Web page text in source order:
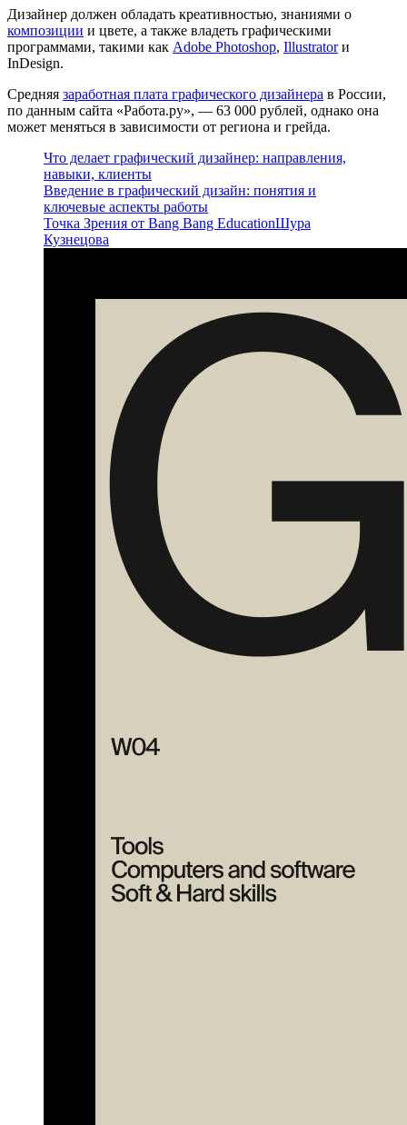
Дизайнер должен обладать креативностью, знаниями о
композиции и цвете, а также владеть графическими
программами, такими как Adobe Photoshop, Illustratorи
InDesign.
Средняя заработная плата графического дизайнера в России,
по данным сайта «Работа.ру», — 63 000 рублей, однако она
может меняться в зависимости от региона и грейда.
Что делает графический дизайнер: направления,
навыки, клиенты
Введение в графический дизайн: понятия и
ключевые аспекты работы
Точка Зрения от Bang Bang EducationШура
Кузнецова